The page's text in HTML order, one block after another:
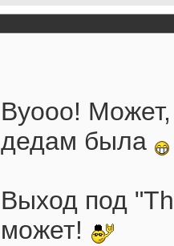
Вуооо! Может,
дедам была
Выход под
может!